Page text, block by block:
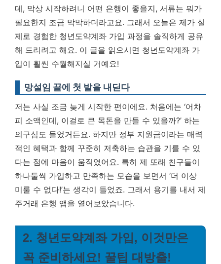
데, 막상 시작하려니 어떤 은행이 좋을지, 서류는 뭐가
필요한지 조금 막막하더라고요. 그래서 오늘은 제가 실
제로 경험한 청년도약계좌 가입 과정을 솔직하게 공유
해 드리려고 해요. 이 글을 읽으시면 청년도약계좌 가
입이 훨씬 수월해지실 거예요!
망설임 끝에 첫 발을 내딛다
저는 사실 조금 늦게 시작한 편이에요. 처음에는 ‘어차
피 소액인데, 이걸로 큰 목돈을 만들 수 있을까?’ 하는
의구심도 들었거든요. 하지만 정부 지원금이라는 매력
적인 혜택과 함께 꾸준히 저축하는 습관을 기를 수 있
다는 점에 마음이 움직였어요. 특히 제 또래 친구들이
하나둘씩 가입하고 만족하는 모습을 보면서 ‘더 이상
미룰 수 없다!’는 생각이 들었죠. 그래서 용기를 내서 제
주거래 은행 앱을 열어보았습니다.
2. 청년도약계좌 가입, 이것만은
꼭 준비하세요! 꿀팁 대방출!